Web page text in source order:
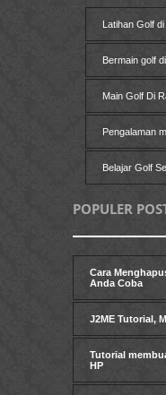
Latihan Golf
Bermain golf
Main Golf Di
Pengalaman
Belajar Golf
POPULER
Cara
Anda Coba
J2ME Tutorial,
Tutorial
HP